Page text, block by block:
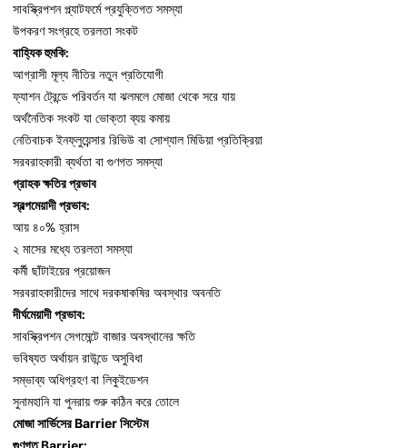
সাবস্ক্রিপশন প্ল্যাটফর্মে প্রযুক্তিগত সমস্যা
উপকরণ সংগ্রহে তরলতা সংকট
বাহ্যিক হুমকি:
আগ্রাসী মূল্য নীতির নতুন প্রতিযোগী
ফ্যাশন ট্রেন্ডে পরিবর্তন যা ঝলমলে মোজা থেকে সরে যায়
অর্থনৈতিক সংকট যা ভোক্তা ব্যয় কমায়
নেতিবাচক ইনফ্লুয়েন্সার রিভিউ বা সোশ্যাল মিডিয়া প্রতিক্রিয়া
সরবরাহকারী ব্যর্থতা বা গুণগত সমস্যা
গ্রাহক ক্ষতির প্রভাব
স্বল্পমেয়াদী প্রভাব:
আয় ৪০% হ্রাস
২ মাসের মধ্যে তরলতা সমস্যা
কর্মী ছাঁটাইয়ের প্রয়োজন
সরবরাহকারীদের সাথে দরকষাকষির অবস্থার অবনতি
দীর্ঘমেয়াদী প্রভাব:
সাবস্ক্রিপশন সেগমেন্টে বাজার অবস্থানের ক্ষতি
ভবিষ্যত অর্থায়ন রাউন্ডে অসুবিধা
সম্ভাব্য অধিগ্রহণ বা লিকুইডেশন
সুনামহানি যা পুনরায় শুরু কঠিন করে তোলে
মোজা সার্ভিসের Barrier সিস্টেম